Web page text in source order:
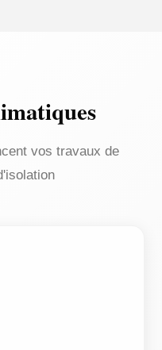
vos travaux de